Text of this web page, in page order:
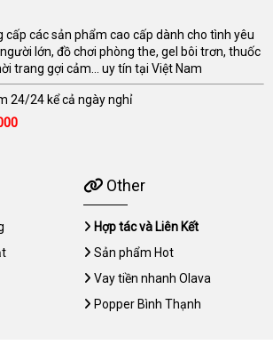
cấp các sản phẩm cao cấp dành cho tình yêu
lớn, đồ chơi phòng the, gel bôi trơn, thuốc
trang gợi cảm... uy tín tại Việt Nam
24/24 kể cả ngày nghỉ
Other
Hợp tác và Liên Kết
Sản phẩm Hot
Vay tiền nhanh Olava
Popper Bình Thạnh